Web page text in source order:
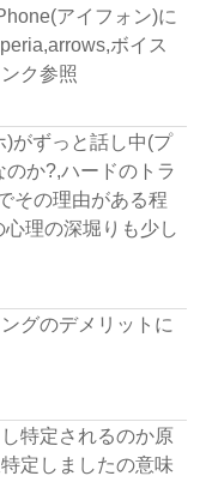
アイフォン)に
ボイス
ク参照
)がずっと話し中(プ
か?,ハードのトラ
その理由がある程
理の深堀りも少し
グのデメリットに
特定されるのか原
定しましたの意味